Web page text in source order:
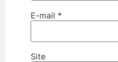
E-mail *
Site